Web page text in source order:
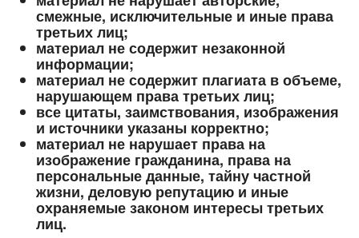
смежные, исключительные и иные права
третьих лиц;
материал не содержит незаконной
информации;
материал не содержит плагиата в объеме,
нарушающем права третьих лиц;
все цитаты, заимствования, изображения
и источники указаны корректно;
материал не нарушает права на
изображение гражданина, права на
персональные данные, тайну частной
жизни, деловую репутацию и иные
охраняемые законом интересы третьих
лиц.